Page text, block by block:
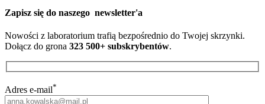
Zapisz się do naszego newsletter'a
Nowości z laboratorium trafią bezpośrednio do Twojej skrzynki.
Dołącz do grona 323 500+ subskrybentów.
Adres e-mail*